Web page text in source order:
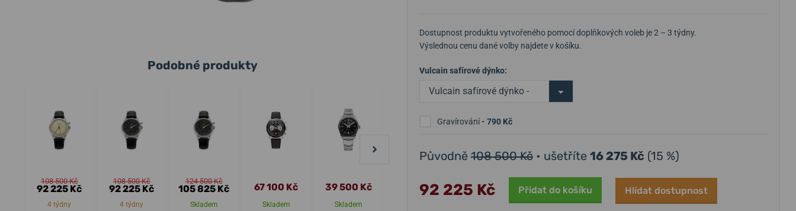
Dostupnost produktu vytvořeného pomocí doplňkových voleb je 2 – 3 týdny.
Výslednou cenu dané volby najdete v košíku.
Vulcain safírové dýnko:
Vulcain safírové dýnko -
Gravírování- 790 Kč
Původně 108 500 Kč • ušetříte 16 275 Kč (15 %)
92 225 Kč Přidat do košíku Hlídat dostupnost
Podobné produkty
108 500 Kč
92 225 Kč
4 týdny
108 500 Kč
92 225 Kč
4 týdny
124 500 Kč
105 825 Kč
Skladem
67 100 Kč
Skladem
39 500 Kč
Skladem
51 990 Kč 52 200 Kč 32 200 Kč
Skladem
46 300 Kč
Skladem
44 590 Kč
Skladem